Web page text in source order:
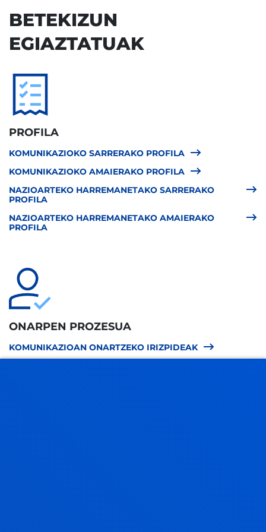
BETEKIZUN
EGIAZTATUAK
PROFILA
KOMUNIKAZIOKO SARRERAKO PROFILA
KOMUNIKAZIOKO AMAIERAKO PROFILA
NAZIOARTEKO HARREMANETAKO SARRERAKO
PROFILA
NAZIOARTEKO HARREMANETAKO AMAIERAKO
PROFILA
ONARPEN PROZESUA
KOMUNIKAZIOAN ONARTZEKO IRIZPIDEAK